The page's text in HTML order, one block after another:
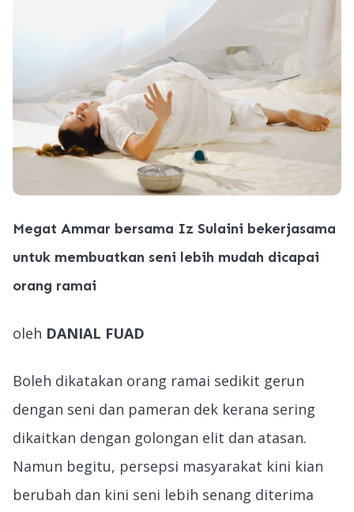
Megat Ammar bersama Iz Sulaini bekerjasama
untuk membuatkan seni lebih mudah dicapai
orang ramai
oleh DANIAL FUAD
Boleh dikatakan orang ramai sedikit gerun
dengan seni dan pameran dek kerana sering
dikaitkan dengan golongan elit dan atasan.
Namun begitu, persepsi masyarakat kini kian
berubah dan kini seni lebih senang diterima